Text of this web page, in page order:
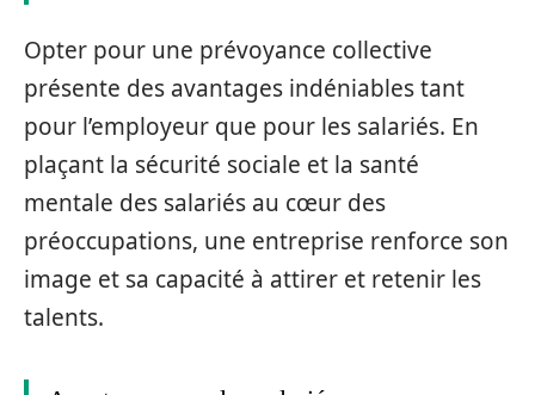
Opter pour une prévoyance collective
présente des avantages indéniables tant
pour l’employeur que pour les salariés. En
plaçant la sécurité sociale et la santé
mentale des salariés au cœur des
préoccupations, une entreprise renforce son
image et sa capacité à attirer et retenir les
talents.